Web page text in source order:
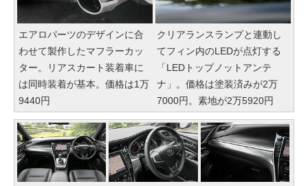
エアロパーツのデザインに合
わせて製作したマフラーカッ
ター。リアスカート装着車に
は同時装着が基本。価格は1万
9440円
クリアランスランプと連動し
てフィン内のLEDが点灯する
「LEDトップノットアンテ
ナ」。価格は塗装済みが2万
7000円。素地が2万5920円